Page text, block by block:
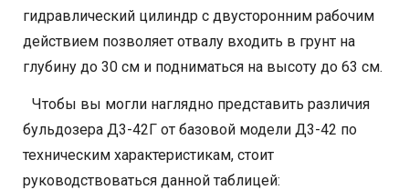
гидравлический цилиндр с двусторонним рабочим
действием позволяет отвалу входить в грунт на
глубину до 30 см и подниматься на высоту до 63 см.
Чтобы вы могли наглядно представить различия
бульдозера Д3-42Г от базовой модели Д3-42 по
техническим характеристикам, стоит
руководствоваться данной таблицей: